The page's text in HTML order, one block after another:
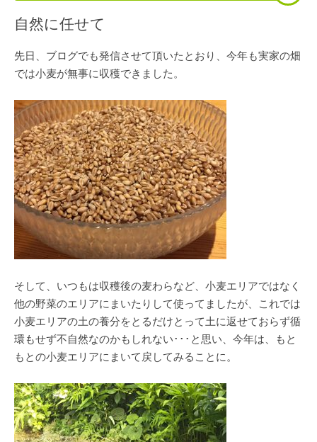
自然に任せて
先日、ブログでも発信させて頂いたとおり、今年も実家の畑
では小麦が無事に収穫できました。
そして、いつもは収穫後の麦わらなど、小麦エリアではなく
他の野菜のエリアにまいたりして使ってましたが、これでは
小麦エリアの土の養分をとるだけとって土に返せておらず循
環もせず不自然なのかもしれない･･･と思い、今年は、もと
もとの小麦エリアにまいて戻してみることに。